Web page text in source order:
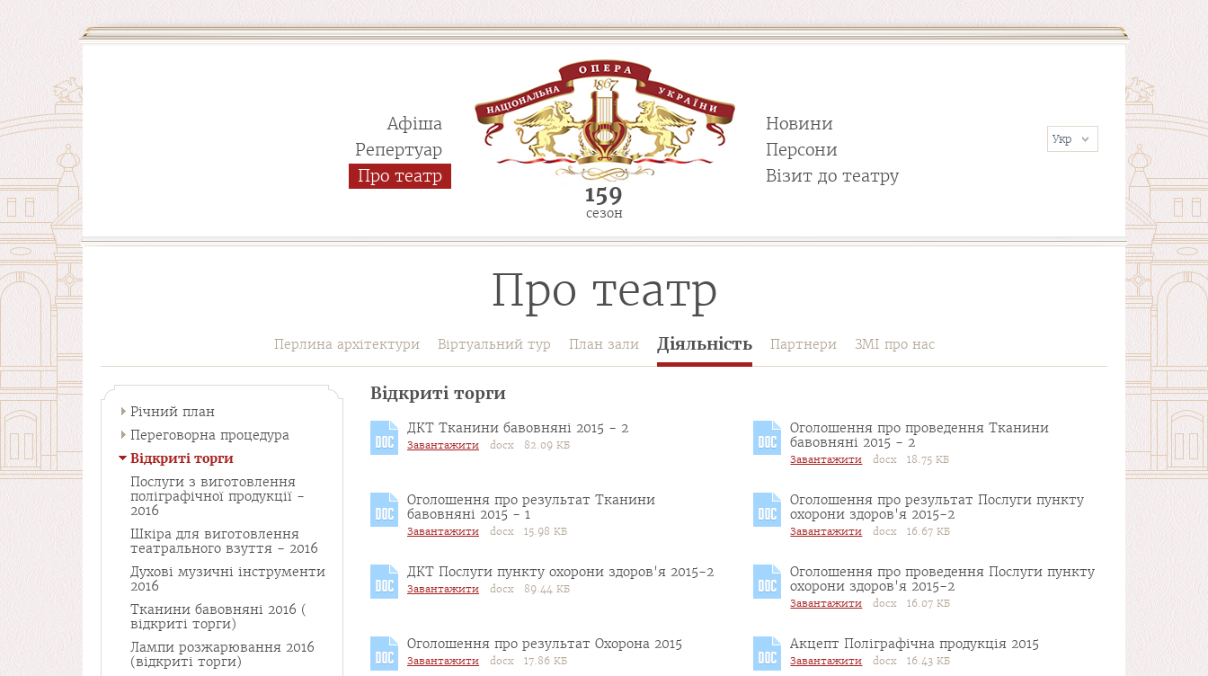
Афіша
Репертуар
Про театр
Новини
Персони
Візит до театру
159
сезон
Про театр
Перлина архітектури Віртуальний тур План зали Діяльність Партнери ЗМІ про нас
Річний план
Переговорна процедура
Відкриті торги
Послуги з виготовлення
поліграфічної продукції -
2016
Шкіра для виготовлення
театрального взуття - 2016
Духові музичні інструменти
2016
Тканини бавовняні 2016 (
відкриті торги)
Лампи розжарювання 2016
(відкриті торги)
Відкриті торги
ДКТ Тканини бавовняні 2015 - 2
Завантажити docx 82.09 КБ
Оголошення про проведення Тканини
бавовняні 2015 - 2
Завантажити docx 18.75 КБ
Оголошення про результат Тканини
бавовняні 2015 - 1
Завантажити docx 15.98 КБ
Оголошення про результат Послуги пункту
охорони здоров'я 2015-2
Завантажити docx 16.67 КБ
ДКТ Послуги пункту охорони здоров'я 2015-2
Завантажити docx 89.44 КБ
Оголошення про проведення Послуги пункту
охорони здоров'я 2015-2
Завантажити docx 16.07 КБ
Оголошення про результат Охорона 2015
Завантажити docx 17.86 КБ
Акцепт Поліграфічна продукція 2015
Завантажити docx 16.43 КБ